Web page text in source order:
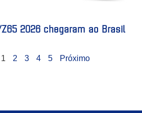
2026 chegaram ao Brasil
1 2 3 4 5 Próximo